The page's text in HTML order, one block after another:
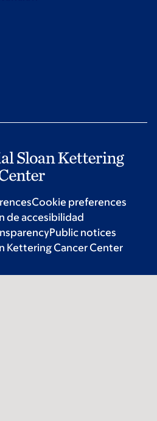
Cookie preferences
de accesibilidad
Public notices
Kettering Cancer Center